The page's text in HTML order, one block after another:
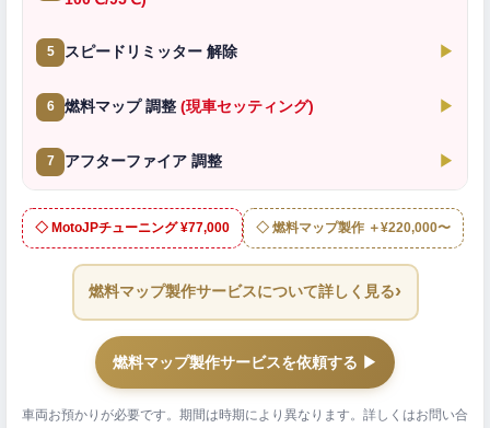
5 スピードリミッター 解除 ▶
6 燃料マップ 調整 (現車セッティング) ▶
7 アフターファイア 調整 ▶
◇ MotoJPチューニング ¥77,000 ◇ 燃料マップ製作 ＋¥220,000〜
燃料マップ製作サービスについて詳しく見る›
燃料マップ製作サービスを依頼する ▶
車両お預かりが必要です。期間は時期により異なります。詳しくはお問い合